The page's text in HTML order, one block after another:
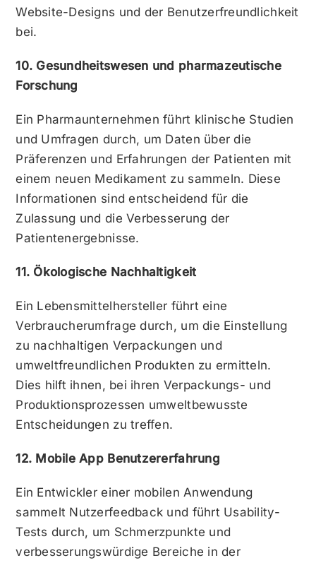
Website-Designs und der Benutzerfreundlichkeit
bei.
10. Gesundheitswesen und pharmazeutische
Forschung
Ein Pharmaunternehmen führt klinische Studien
und Umfragen durch, um Daten über die
Präferenzen und Erfahrungen der Patienten mit
einem neuen Medikament zu sammeln. Diese
Informationen sind entscheidend für die
Zulassung und die Verbesserung der
Patientenergebnisse.
11. Ökologische Nachhaltigkeit
Ein Lebensmittelhersteller führt eine
Verbraucherumfrage durch, um die Einstellung
zu nachhaltigen Verpackungen und
umweltfreundlichen Produkten zu ermitteln.
Dies hilft ihnen, bei ihren Verpackungs- und
Produktionsprozessen umweltbewusste
Entscheidungen zu treffen.
12. Mobile App Benutzererfahrung
Ein Entwickler einer mobilen Anwendung
sammelt Nutzerfeedback und führt Usability-
Tests durch, um Schmerzpunkte und
verbesserungswürdige Bereiche in der